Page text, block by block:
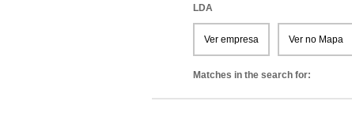
LDA
Ver empresa Ver no Mapa
Matches in the search for: